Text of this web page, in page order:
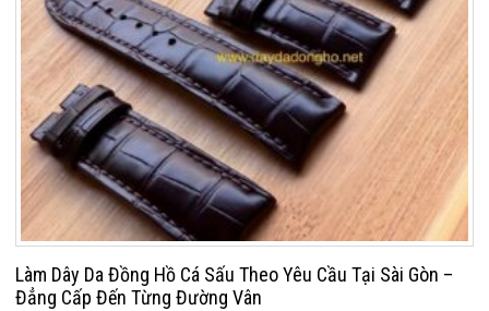
Làm Dây Da Đồng Hồ Cá Sấu Theo Yêu Cầu Tại Sài Gòn –
Đẳng Cấp Đến Từng Đường Vân